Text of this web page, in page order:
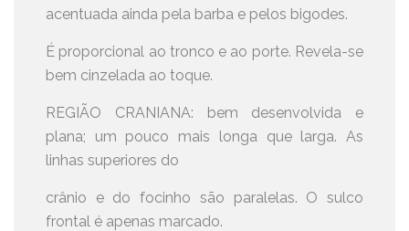
acentuada ainda pela barba e pelos bigodes.
É proporcional ao tronco e ao porte. Revela-se
bem cinzelada ao toque.
REGIÃO CRANIANA: bem desenvolvida e
plana; um pouco mais longa que larga. As
linhas superiores do
crânio e do focinho são paralelas. O sulco
frontal é apenas marcado.